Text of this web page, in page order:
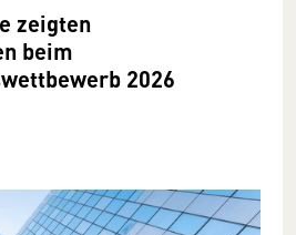
zeigten
beim
2026